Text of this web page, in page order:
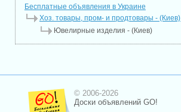
Бесплатные объявления в Украине
Хоз. товары, пром- и продтовары - (Киев)
Ювелирные изделия - (Киев)
© 2006-2026
Доски объявлений GO!